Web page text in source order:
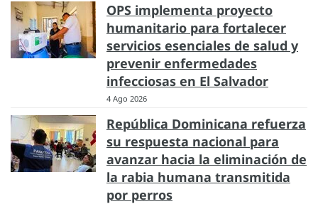
OPS implementa proyecto
humanitario para fortalecer
servicios esenciales de salud y
prevenir enfermedades
infecciosas en El Salvador
4 Ago 2026
República Dominicana refuerza
su respuesta nacional para
avanzar hacia la eliminación de
la rabia humana transmitida
por perros